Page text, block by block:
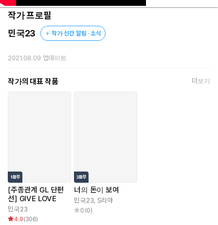
작가 프로필
민국23
작가 신간 알림 · 소식
2021.08.09 업데이트
작가의 대표 작품 더보기
[주종관계 GL 단편
선] GIVE LOVE
민국23
4.9(306)
너의 돈이 보여
민국23, S리아
0 (0)